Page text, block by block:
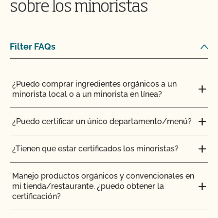
¿Tienen que ser orgánicos mis trasplantes?
¿Certifica el CCOF los productos de cáñamo?
¿Ofrece el CCOF la Certificación de Transición?
¿Cómo se certifican como orgánicos los sistemas
hidropónicos y en contenedor?
¿Cómo puedo encontrar un matadero orgánico
certificado?
certificados?
orgánico?
instalaciones?
¿Cómo afectan el agua y la sal al etiquetado de mi
producto?
Soy exportador, ¿cómo solicito un certificado NOP
de importación?
Soy importador, ¿cómo solicito un certificado NOP
de importación?
sobre los minoristas
Filter FAQs
¿Puedo comprar ingredientes orgánicos a un
minorista local o a un minorista en línea?
¿Puedo certificar un único departamento/menú?
¿Tienen que estar certificados los minoristas?
Manejo productos orgánicos y convencionales en
mi tienda/restaurante, ¿puedo obtener la
certificación?